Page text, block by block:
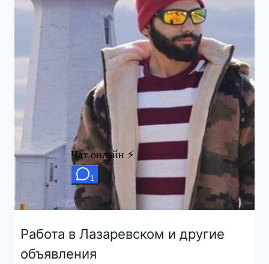
Работа в Лазаревском и другие
объявления